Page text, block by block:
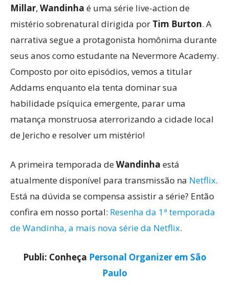
Millar, Wandinha é uma série live-action de
mistério sobrenatural dirigida por Tim Burton. A
narrativa segue a protagonista homônima durante
seus anos como estudante na Nevermore Academy.
Composto por oito episódios, vemos a titular
Addams enquanto ela tenta dominar sua
habilidade psíquica emergente, parar uma
matança monstruosa aterrorizando a cidade local
de Jericho e resolver um mistério!
A primeira temporada deWandinha está
atualmente disponível para transmissão na Netflix.
Está na dúvida se compensa assistir a série? Então
confira em nosso portal: Resenha da 1ª temporada
de Wandinha, a mais nova série da Netflix.
Publi: Conheça Personal Organizer em São
Paulo